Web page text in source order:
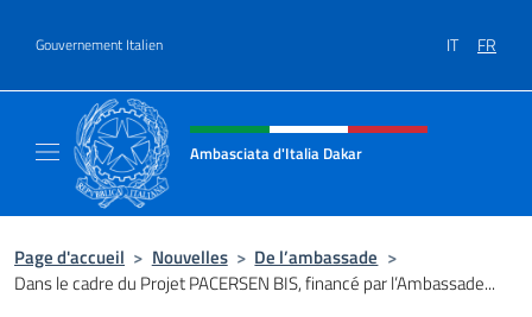
Gouvernement Italien IT FR
Site Web, social et en-tête de
Ambasciata d'Italia Dakar
Page d'accueil > Nouvelles > De l’ambassade >
Dans le cadre du Projet PACERSEN BIS, financé par l’Ambassade...